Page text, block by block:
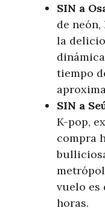
SIN a
de
la
tiempo
SIN a
K-pop,
compra
vuelo es
horas.